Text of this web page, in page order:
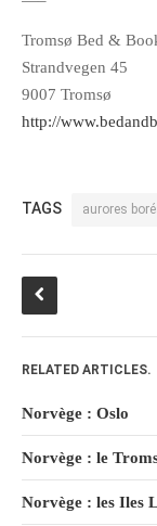
août 2010
juillet 2010
juin 2010
février 2010
septembre 2009
août 2009
Tromsø Bed &
Strandvegen 45
9007 Tromsø
http://
TAGS aurores
RELATED ARTICLES.
Norvège : Oslo
Norvège : le
Norvège : les Iles